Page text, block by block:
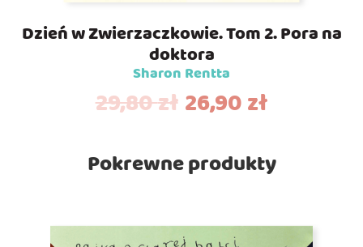
Dzień w Zwierzaczkowie. Tom 2. Pora na
doktora
Sharon Rentta
29,80zł 26,90zł
Pokrewne produkty